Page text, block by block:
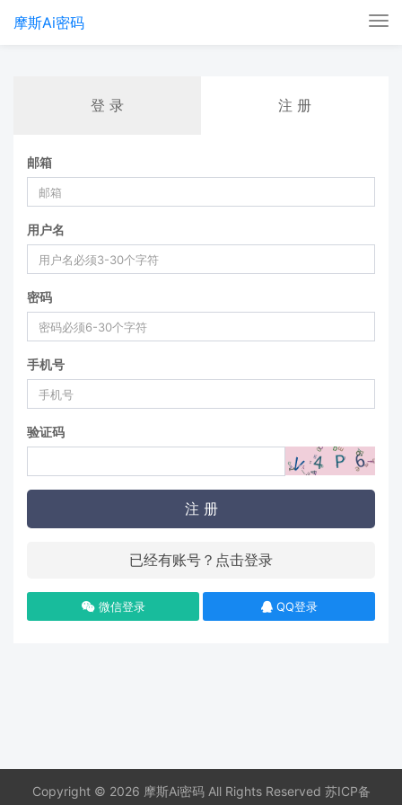
摩斯Ai密码
登 录 注 册
邮箱
用户名
密码
手机号
验证码
注 册
已经有账号？点击登录
微信登录 QQ登录
Copyright © 2026 摩斯Ai密码 All Rights Reserved 苏ICP备